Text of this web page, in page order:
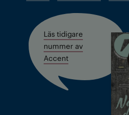
Läs tidigare
nummer av
Accent